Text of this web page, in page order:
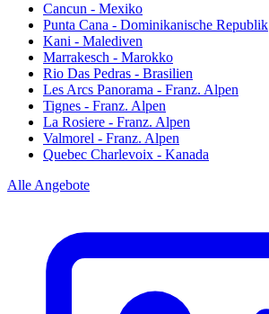
Cancun - Mexiko
Punta Cana - Dominikanische Republik
Kani - Malediven
Marrakesch - Marokko
Rio Das Pedras - Brasilien
Les Arcs Panorama - Franz. Alpen
Tignes - Franz. Alpen
La Rosiere - Franz. Alpen
Valmorel - Franz. Alpen
Quebec Charlevoix - Kanada
Alle Angebote